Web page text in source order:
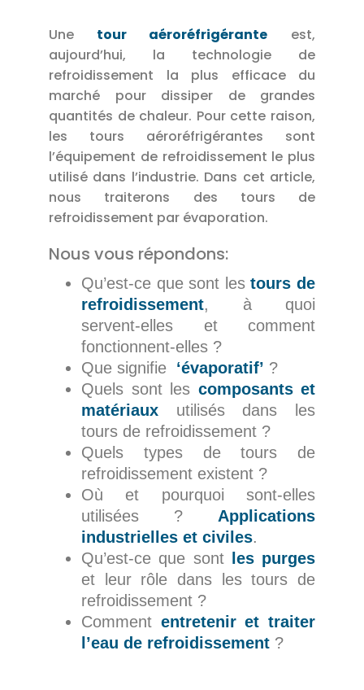
Une tour aéroréfrigérante est,
aujourd’hui, la technologie de
refroidissement la plus efficace du
marché pour dissiper de grandes
quantités de chaleur. Pour cette raison,
les tours aéroréfrigérantes sont
l’équipement de refroidissement le plus
utilisé dans l’industrie. Dans cet article,
nous traiterons des tours de
refroidissement par évaporation.
Nous vous répondons:
Qu’est-ce que sont lestours de
refroidissement, à quoi
servent-elles et comment
fonctionnent-elles ?
Que signifie ‘évaporatif’ ?
Quels sont les composants et
matériaux utilisés dans les
tours de refroidissement ?
Quels types de tours de
refroidissement existent ?
Où et pourquoi sont-elles
utilisées ? Applications
industrielles et civiles.
Qu’est-ce que sont
les purges
et leur rôle dans les tours de
refroidissement ?
Comment entretenir et traiter
l’eau de refroidissement ?